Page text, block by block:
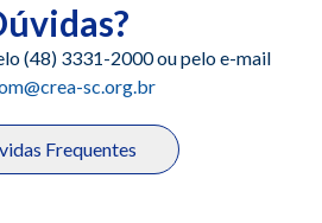
(48) 3331-2000 ou pelo e-mail
sc.org.br
Frequentes